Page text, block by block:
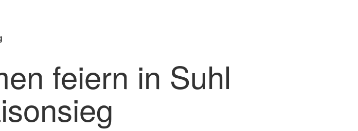
feiern in Suhl